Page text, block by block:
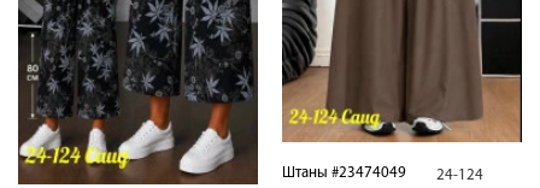
Штаны #23474049 24-124